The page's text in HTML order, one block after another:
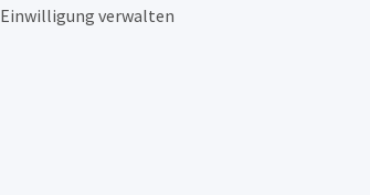
Einwilligung verwalten